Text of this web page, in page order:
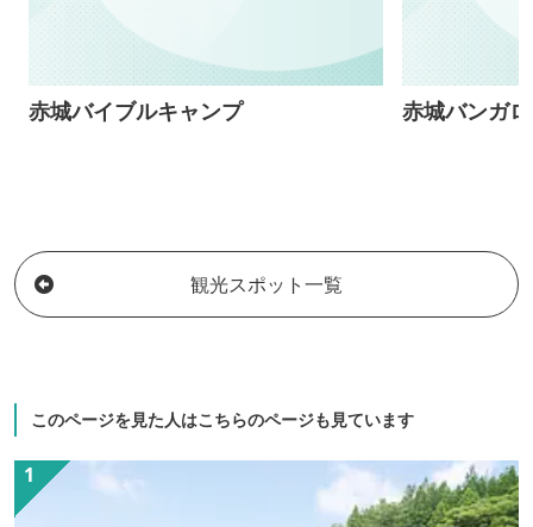
赤城バイブルキャンプ 赤城バンガロ
観光スポット一覧
このページを見た人はこちらのページも見ています